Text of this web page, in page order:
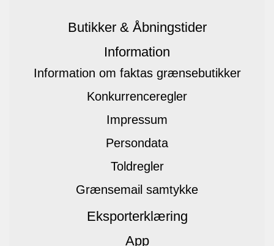
Butikker & Åbningstider
Information
Information om faktas grænsebutikker
Konkurrenceregler
Impressum
Persondata
Toldregler
Grænsemail samtykke
Eksporterklæring
App